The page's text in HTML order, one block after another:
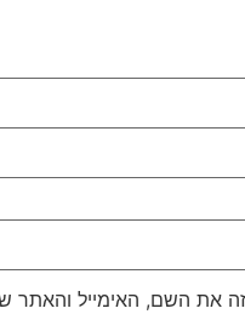
את השם, האימייל והאתר